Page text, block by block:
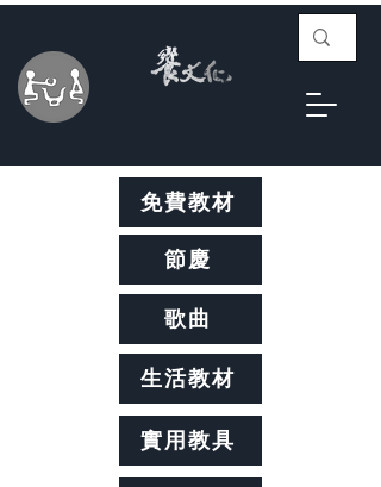
免費教材
實用教具
節慶
生活教材
歌曲